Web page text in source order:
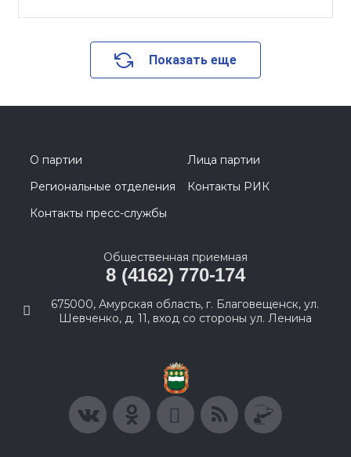
Показать еще
О партии
Лица партии
Региональные отделения
Контакты РИК
Контакты пресс-службы
Общественная приемная
8 (4162) 770-174
675000, Амурская область, г. Благовещенск, ул.
Шевченко, д. 11, вход со стороны ул. Ленина